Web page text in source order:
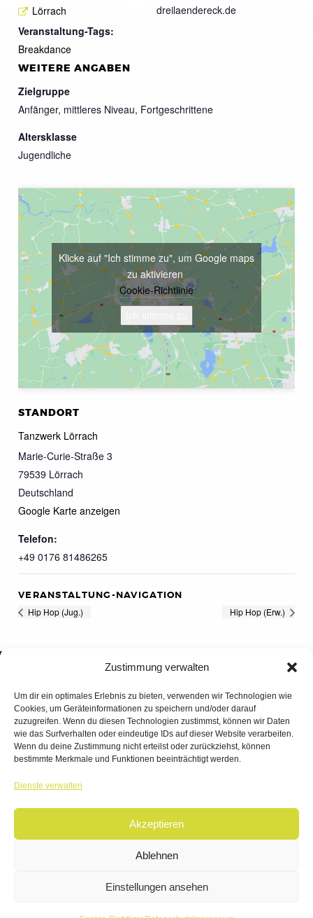
Zustimmung verwalten
Um dir ein optimales Erlebnis zu bieten, verwenden wir Technologien wie
Cookies, um Geräteinformationen zu speichern und/oder darauf
zuzugreifen. Wenn du diesen Technologien zustimmst, können wir Daten
wie das Surfverhalten oder eindeutige IDs auf dieser Website verarbeiten.
Wenn du deine Zustimmung nicht erteilst oder zurückziehst, können
bestimmte Merkmale und Funktionen beeinträchtigt werden.
Dienste verwalten
Akzeptieren
Ablehnen
Einstellungen ansehen
Lörrach
Veranstaltung-Tags:
Breakdance
dreilaendereck.de
WEITERE ANGABEN
Zielgruppe
Anfänger, mittleres Niveau, Fortgeschrittene
Altersklasse
Jugendliche
STANDORT
Tanzwerk Lörrach
Marie-Curie-Straße 3
79539 Lörrach
Deutschland
Google Karte anzeigen
Telefon:
+49 0176 81486265
Klicke auf "Ich stimme zu", um Google maps
zu aktivieren
Cookie-Richtlinie
VERANSTALTUNG-NAVIGATION
Hip Hop (Jug.) Hip Hop (Erw.)
© 2026 | TANZWERK
DATENSCHUTZ